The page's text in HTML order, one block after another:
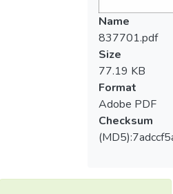
Name
837701.pdf
Size
77.19 KB
Format
Adobe PDF
Checksum